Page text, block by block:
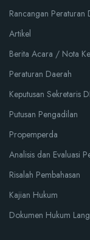
Rancangan Peraturan
Artikel
Berita Acara / Nota
Peraturan Daerah
Keputusan Sekretaris
Putusan Pengadilan
Propemperda
Analisis dan Evaluasi
Risalah Pembahasan
Kajian Hukum
Dokumen Hukum